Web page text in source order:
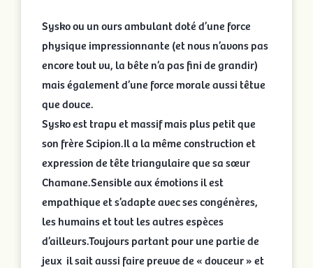
Sysko ou un ours ambulant doté d’une force
physique impressionnante (et nous n’avons pas
encore tout vu, la bête n’a pas fini de grandir)
mais également d’une force morale aussi têtue
que douce.
Sysko est trapu et massif mais plus petit que
son frère Scipion.Il a la même construction et
expression de tête triangulaire que sa sœur
Chamane.Sensible aux émotions il est
empathique et s’adapte avec ses congénères,
les humains et tout les autres espèces
d’ailleurs.Toujours partant pour une partie de
jeux il sait aussi faire preuve de « douceur » et